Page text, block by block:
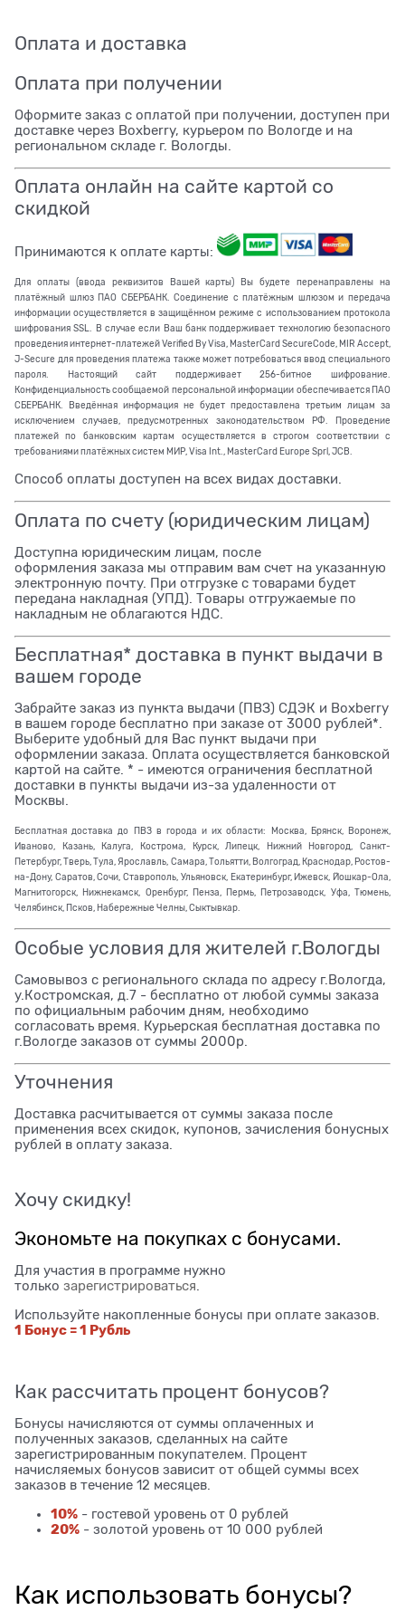
Оплата и доставка
Оплата при получении
Оформите заказ с оплатой при получении, доступен при
доставке через Boxberry, курьером по Вологде и на
региональном складе г. Вологды.
Оплата онлайн на сайте картой со
скидкой
Принимаются к оплате карты:
Для оплаты (ввода реквизитов Вашей карты) Вы будете перенаправлены на
платёжный шлюз ПАО СБЕРБАНК. Соединение с платёжным шлюзом и передача
информации осуществляется в защищённом режиме с использованием протокола
шифрования SSL. В случае если Ваш банк поддерживает технологию безопасного
проведения интернет-платежей Verified By Visa, MasterCard SecureCode, MIR Accept,
J-Secure для проведения платежа также может потребоваться ввод специального
пароля. Настоящий сайт поддерживает 256-битное шифрование.
Конфиденциальность сообщаемой персональной информации обеспечивается ПАО
СБЕРБАНК. Введённая информация не будет предоставлена третьим лицам за
исключением случаев, предусмотренных законодательством РФ. Проведение
платежей по банковским картам осуществляется в строгом соответствии с
требованиями платёжных систем МИР, Visa Int., MasterCard Europe Sprl, JCB.
Способ оплаты доступен на всех видах доставки.
Оплата по счету (юридическим лицам)
Доступна юридическим лицам, после
оформления заказа мы отправим вам счет на указанную
электронную почту. При отгрузке с товарами будет
передана накладная (УПД). Товары отгружаемые по
накладным не облагаются НДС.
Бесплатная* доставка в пункт выдачи в
вашем городе
Забрайте заказ из пункта выдачи (ПВЗ) СДЭК и Boxberry
в вашем городе бесплатно при заказе от 3000 рублей*.
Выберите удобный для Вас пункт выдачи при
оформлении заказа. Оплата осуществляется банковской
картой на сайте. * - имеются ограничения бесплатной
доставки в пункты выдачи из-за удаленности от
Москвы.
Бесплатная доставка до ПВЗ в города и их области: Москва, Брянск, Воронеж,
Иваново, Казань, Калуга, Кострома, Курск, Липецк, Нижний Новгород, Санкт-
Петербург, Тверь, Тула, Ярославль, Самара, Тольятти, Волгоград, Краснодар, Ростов-
на-Дону, Саратов, Сочи, Ставрополь, Ульяновск, Екатеринбург, Ижевск, Йошкар-Ола,
Магнитогорск, Нижнекамск, Оренбург, Пенза, Пермь, Петрозаводск, Уфа, Тюмень,
Челябинск, Псков, Набережные Челны, Сыктывкар.
Особые условия для жителей г.Вологды
Самовывоз с регионального склада по адресу г.Вологда,
у.Костромская, д.7 - бесплатно от любой суммы заказа
по официальным рабочим дням, необходимо
согласовать время. Курьерская бесплатная доставка по
г.Вологде заказов от суммы 2000р.
Уточнения
Доставка расчитывается от суммы заказа после
применения всех скидок, купонов, зачисления бонусных
рублей в оплату заказа.
Хочу скидку!
Экономьте на покупках с бонусами.
Для участия в программе нужно
только зарегистрироваться
Используйте накопленные бонусы при оплате заказов.
1 Бонус = 1 Рубль
Как рассчитать процент бонусов?
Бонусы начисляются от суммы оплаченных и
полученных заказов, сделанных на сайте
зарегистрированным покупателем. Процент
начисляемых бонусов зависит от общей суммы всех
заказов в течение 12 месяцев.
10% - гостевой уровень от 0 рублей
20% - золотой уровень от 10 000 рублей
Как использовать бонусы?